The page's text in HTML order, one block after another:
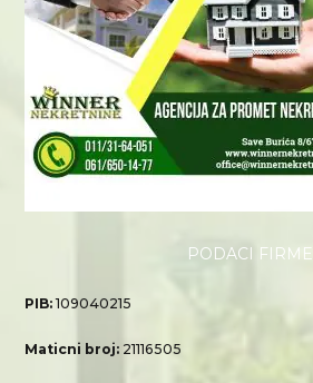
PODACI FIRME
PIB:109040215
Maticni broj: 21116505